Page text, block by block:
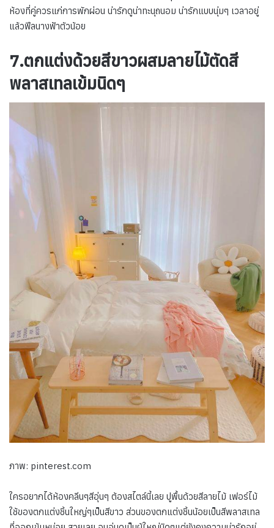
ห้องที่คู่ควรแก่การพักผ่อน น่ารักดูน่าทะนุถนอม น่ารักแบบนุ่มๆ เวลาอยู่
แล้วฟีลนางฟ้าตัวน้อย
7.ตกแต่งด้วยสีขาวผสมลายไม้ตัดสี
พลาสเทลเข้มนิดๆ
ภาพ: pinterest.com
ใครอยากได้ห้องคลีนๆสีอุ่นๆ ต้องสไตล์นี้เลย ปูพื้นด้วยสีลายไม้ เฟอร์ไม้
ใช้ของตกแต่งชิ้นใหญ่ๆเป็นสีขาว ส่วนของตกแต่งชิ้นน้อยเป็นสีพลาสเทล